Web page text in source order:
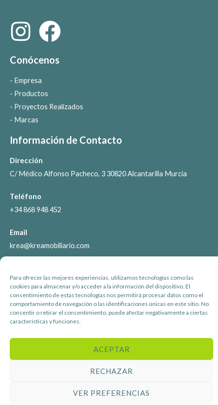
Para ofrecer las mejores experiencias, utilizamos tecnologías como las
cookies para almacenar y/o acceder a la información del dispositivo. El
consentimiento de estas tecnologías nos permitirá procesar datos como el
comportamiento de navegación o las identificaciones únicas en este sitio. No
consentir o retirar el consentimiento, puede afectar negativamente a ciertas
características y funciones.
ACEPTAR
RECHAZAR
VER PREFERENCIAS
Conócenos
Empresa
Productos
Proyectos Realizados
Marcas
Información de Contacto
Dirección
C/ Médico Alfonso Pacheco, 3 30820 Alcantarilla Murcia
Teléfono
+34 868 948 452
Email
krea@kreamobiliario.com
Información
Aviso legal
Política de privacidad
Política de cookies
© 2026 Krea Mobiliario /Diseño Web